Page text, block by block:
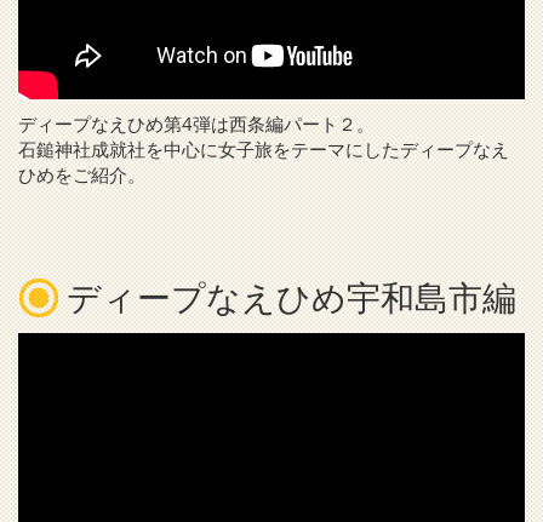
ディープなえひめ第4弾は西条編パート２。
石鎚神社成就社を中心に女子旅をテーマにしたディープなえ
ひめをご紹介。
ディープなえひめ宇和島市編